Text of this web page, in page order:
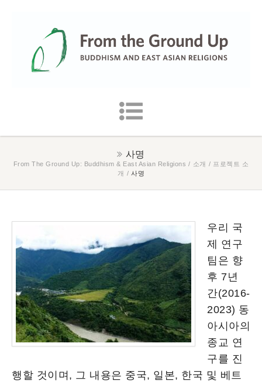
사명
From The Ground Up: Buddhism & East Asian Religions / 소개 / 프로젝트 소
개 / 사명
우리 국
제 연구
팀은 향
후 7년
간(2016-
2023) 동
아시아의
종교 연
구를 진
행할 것이며, 그 내용은 중국, 일본, 한국 및 베트